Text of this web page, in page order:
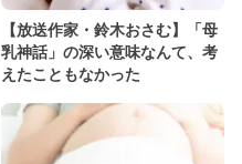
【放送作家・鈴木おさむ】「母
乳神話」の深い意味なんて、考
えたこともなかった